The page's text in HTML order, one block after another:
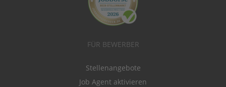
FÜR BEWERBER
Stellenangebote
Job Agent aktivieren